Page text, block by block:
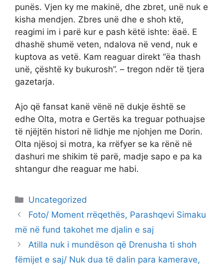
punës. Vjen ky me makinë, dhe zbret, unë nuk e
kisha mendjen. Zbres unë dhe e shoh ktë,
reagimi im i parë kur e pash këtë ishte: ëaë. E
dhashë shumë veten, ndalova në vend, nuk e
kuptova as vetë. Kam reaguar direkt “ëa thash
unë, çështë ky bukurosh”. – tregon ndër të tjera
gazetarja.
Ajo që fansat kanë vënë në dukje është se
edhe Olta, motra e Gertës ka treguar pothuajse
të njëjtën histori në lidhje me njohjen me Dorin.
Olta njësoj si motra, ka rrëfyer se ka rënë në
dashuri me shikim të parë, madje sapo e pa ka
shtangur dhe reaguar me habi.
Categories
Uncategorized
Foto/ Moment rrëqethës, Parashqevi Simaku
më në fund takohet me djalin e saj
Atilla nuk i mundëson që Drenusha ti shoh
fëmijet e saj/ Nuk dua të dalin para kamerave,